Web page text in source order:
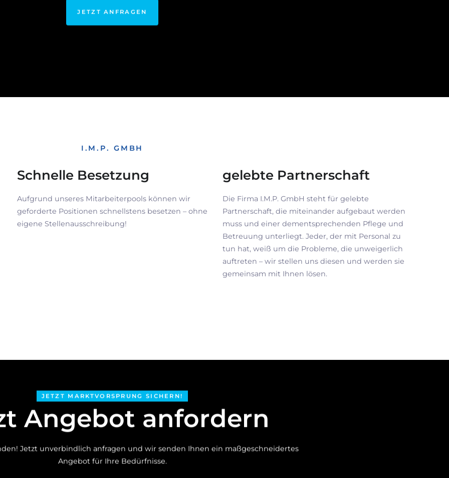
JETZT ANFRAGEN
I.M.P. GMBH
Schnelle Besetzung
Aufgrund unseres Mitarbeiterpools können wir
geforderte Positionen schnellstens besetzen – ohne
eigene Stellenausschreibung!
gelebte Partnerschaft
Die Firma I.M.P. GmbH steht für gelebte
Partnerschaft, die miteinander aufgebaut werden
muss und einer dementsprechenden Pflege und
Betreuung unterliegt. Jeder, der mit Personal zu
tun hat, weiß um die Probleme, die unweigerlich
auftreten – wir stellen uns diesen und werden sie
gemeinsam mit Ihnen lösen.
JETZT MARKTVORSPRUNG SICHERN!
Angebot anfordern
Jetzt unverbindlich anfragen und wir senden Ihnen ein maßgeschneidertes
Angebot für Ihre Bedürfnisse.